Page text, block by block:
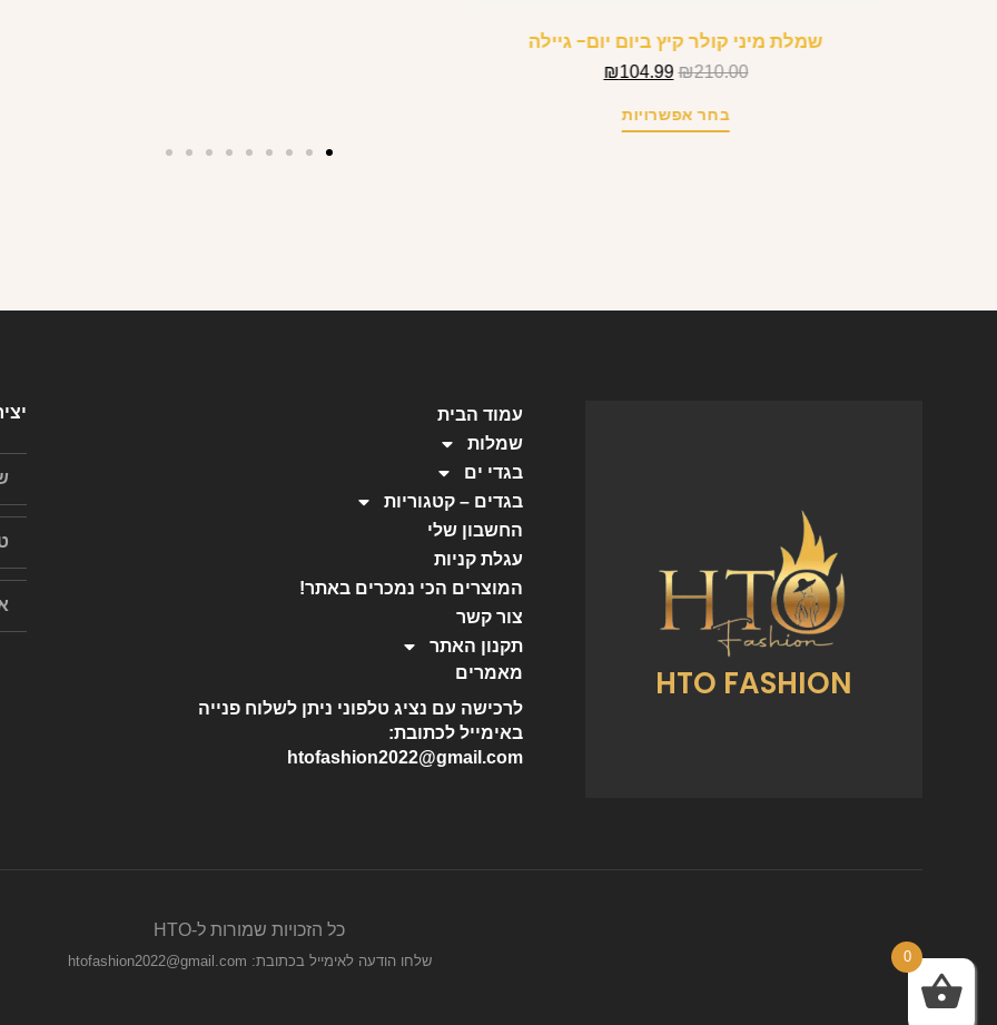
שמלת מיני קולר קיץ ביום יום- גיילה
₪210.00
₪104.99
בחר אפשרויות
HTO FASHION
עמוד הבית
שמלות
בגדי ים
בגדים – קטגוריות
החשבון שלי
עגלת קניות
המוצרים הכי נמכרים באתר!
צור קשר
תקנון האתר
מאמרים
לרכישה עם נציג טלפוני ניתן לשלוח פנייה
באימייל לכתובת:
htofashion2022@gmail.com
כל הזכויות שמורות ל-HTO
שלחו הודעה לאימייל בכתובת: htofashion2022@gmail.com 0